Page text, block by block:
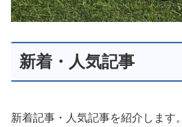
新着・人気記事
新着記事・人気記事を紹介します。